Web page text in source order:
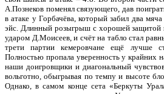
А.Познеков поменял связующего, дав
в атаке у Горбачёва, который забил два
эйс. Длинный розыгрыш с хорошей защитой
ударом Д.Моисеев, и счёт на табло стал
трети партии кемеровчане ещё лучше
Полностью пропала уверенность у крайних
наши доигровщики и диагональный
вольготно, обыгрывая по темпу и высоте
Однако, в самом конце сета «Беркуты